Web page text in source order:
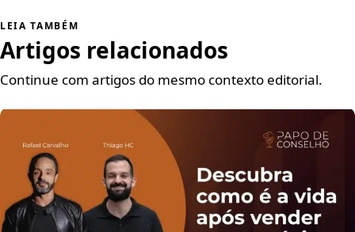
LEIA TAMBÉM
Artigos relacionados
Continue com artigos do mesmo contexto editorial.